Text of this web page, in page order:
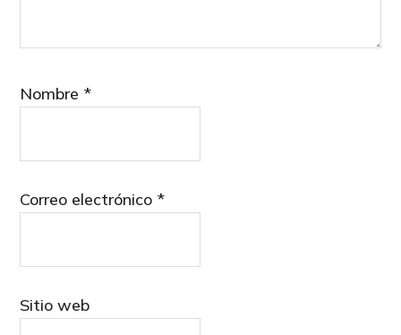
Nombre *
Correo electrónico *
Sitio web